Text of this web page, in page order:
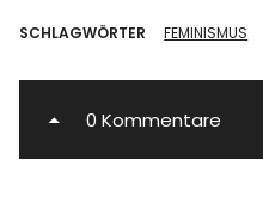
SCHLAGWÖRTER FEMINISMUS
0 Kommentare